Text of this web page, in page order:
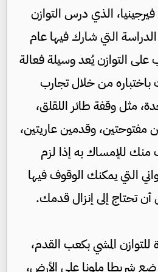
الذي درس التوازن
التي شارك فيها عام
على التوازن يُعد وسيلة فعالة
باختباره من خلال تجارب
مثل وقفة طائر اللقلق،
مفتوحتين، وقدمين عاريتين،
منك للإمساك به إذا لزم
التي يمكنك الوقوف فيها
تحتاج إلى إنزال قدمك.
للتوازن المشي بكعب القدم،
ضع شريطا ملونا على الأرض،